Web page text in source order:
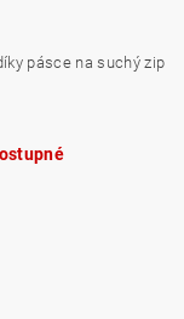
pásce na suchý zip